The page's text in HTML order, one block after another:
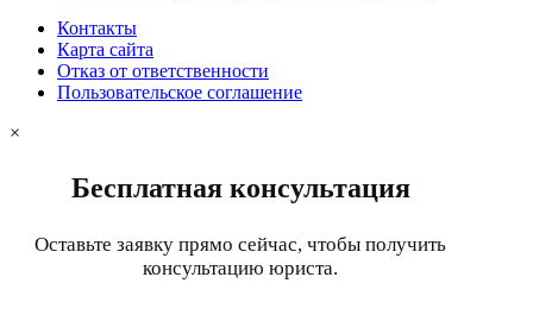
Контакты
Карта сайта
Отказ от ответственности
Пользовательское соглашение
×
Бесплатная консультация
Оставьте заявку прямо сейчас, чтобы получить
консультацию юриста.